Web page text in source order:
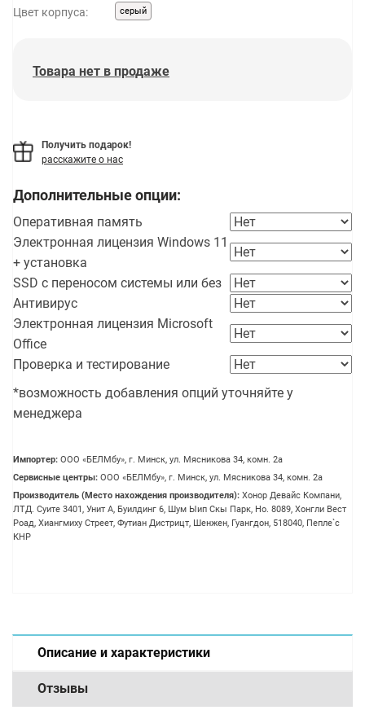
Цвет корпуса: серый
Товара нет в продаже
Получить подарок!
расскажите о нас
Дополнительные опции:
Оперативная память
Электронная лицензия Windows 11
+ установка
SSD с переносом системы или без
Антивирус
Электронная лицензия Microsoft
Office
Проверка и тестирование
*возможность добавления опций уточняйте у
менеджера
Импортер: OOO «БЕЛМбу», г. Минск, ул. Мясникова 34, комн. 2а
Сервисные центры: OOO «БЕЛМбу», г. Минск, ул. Мясникова 34, комн. 2а
Производитель (Место нахождения производителя): Хонор Девайс Компани,
ЛТД. Суите 3401, Унит A, Буилдинг 6, Шум Ыип Скы Парк, Но. 8089, Хонгли Вест
Роад, Xиангмиху Стреет, Футиан Дистрицт, Шенжен, Гуангдон, 518040, Пепле`с
КНР
Описание и характеристики
Отзывы